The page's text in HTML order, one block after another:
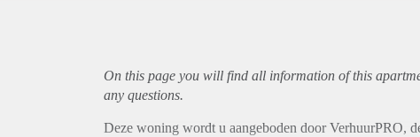
On this page you will find all information of this
any questions.
Deze woning wordt u aangeboden door VerhuurPRO,